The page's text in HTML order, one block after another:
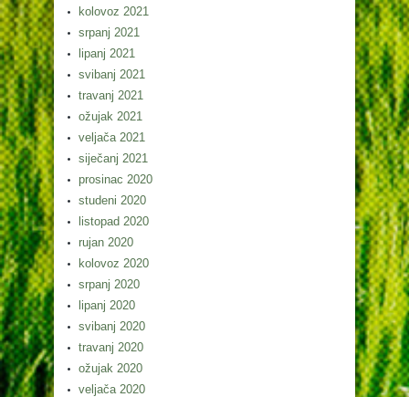
kolovoz 2021
srpanj 2021
lipanj 2021
svibanj 2021
travanj 2021
ožujak 2021
veljača 2021
siječanj 2021
prosinac 2020
studeni 2020
listopad 2020
rujan 2020
kolovoz 2020
srpanj 2020
lipanj 2020
svibanj 2020
travanj 2020
ožujak 2020
veljača 2020